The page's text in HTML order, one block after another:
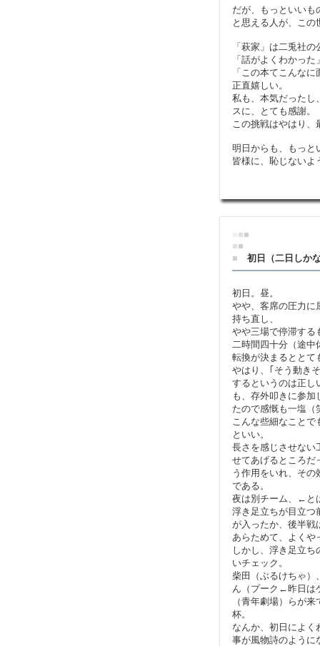
だが、もっといいも
と思える人が、この
「萩家」は二兎社
「話がよくわかっ
「この本てこんな
正直嬉しい。
私も、本気だったし
スに、とても感謝。
この挑戦はやはり、
明日からも、もっと
皆様に、恥じないよ
■■
■■
■
初日（二日しか
初日。昼。
やや、客席の圧力に
持ち直し、
やや三場で停滞する
二時間四十分（途中
転換が決まるととて
やはり、｢そう動き
するというのは正し
も、存外叩きに参
たので感慨も一塩（
こんな些細なことで
といい。
長さを感じさせない
せてあげるところだ
う作用をいれ、そ
である。
夜は別チーム、←と
浮き足立ちが目立つ
が入ったか、後半戦
あらためて、よくや
しかし、浮き足立
いチェック。
柴田（ぶるけちゃ）
ん（プーク←昨日は
（青年劇場）らが
杯。
なんか、初日によく
事が風物詩のように